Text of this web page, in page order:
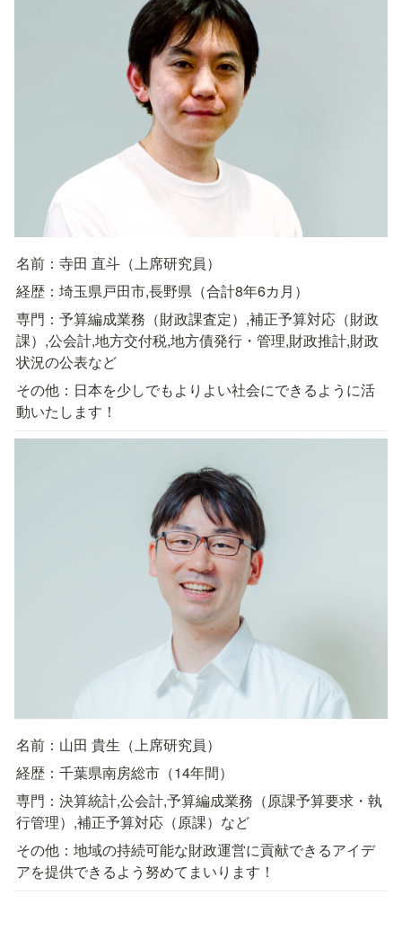
名前：寺田 直斗（上席研究員）
経歴：埼玉県戸田市,長野県（合計8年6カ月）
専門：予算編成業務（財政課査定）,補正予算対応（財政
課）,公会計,地方交付税,地方債発行・管理,財政推計,財政
状況の公表など
その他：日本を少しでもよりよい社会にできるように活
動いたします！
名前：山田 貴生（上席研究員）
経歴：千葉県南房総市（14年間）
専門：決算統計,公会計,予算編成業務（原課予算要求・執
行管理）,補正予算対応（原課）など
その他：地域の持続可能な財政運営に貢献できるアイデ
アを提供できるよう努めてまいります！